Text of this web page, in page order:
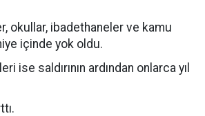
okullar, ibadethaneler ve kamu
içinde yok oldu.
ise saldırının ardından onlarca yıl